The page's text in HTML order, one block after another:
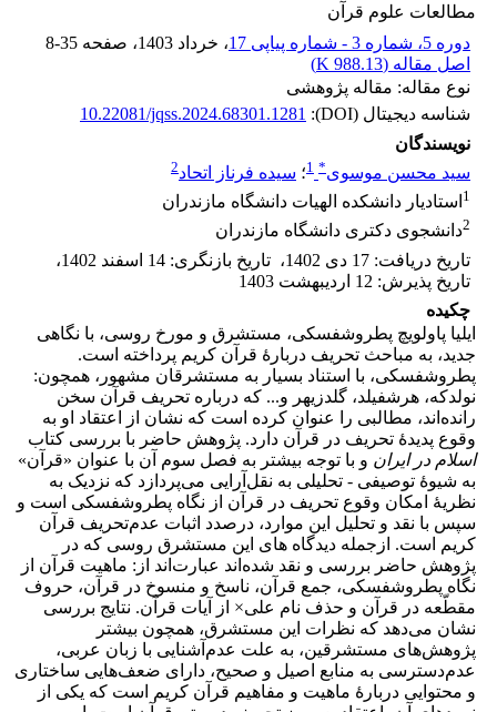
مطالعات علوم قرآن
دوره 5، شماره 3 - شماره پیاپی 17
، خرداد 1403 ، صفحه 8-35
اصل مقاله (988.13 K
)
نوع مقاله: مقاله پژوهشی
شناسه دیجیتال (DOI):
10.22081/jqss.2024.68301.1281
نویسندگان
سید محسن موسوی*
1؛ سیده فرناز اتحاد2
1 استادیار دانشکده الهیات دانشگاه مازندران
2دانشجوی دکتری دانشگاه مازندران
تاریخ دریافت: 17 دی 1402 ، تاریخ بازنگری: 14 اسفند 1402
،
تاریخ پذیرش: 12 اردیبهشت 1403
چکیده
ایلیا پاولویچ پطروشفسکی، مستشرق و مورخ روسی، با نگاهی
جدید، به مباحث تحریف دربارۀ قرآن کریم پرداخته است.
پطروشفسکی، با استناد بسیار به مستشرقان مشهور، همچون:
نولدکه، هرشفیلد، گلدزیهر و... که درباره تحریف قرآن سخن
رانده‌اند، مطالبی را عنوان کرده است که نشان از اعتقاد او به
وقوع پدیدۀ تحریف در قرآن دارد. پژوهش حاضر با بررسی کتاب
اسلام در ایران و با توجه بیشتر به فصل سوم آن با عنوان «قرآن»
به شیوۀ توصیفی - تحلیلی به نقل‌آرایی می‌پردازد که نزدیک به
نظریۀ امکان وقوع تحریف در قرآن از نگاه پطروشفسکی است و
سپس با نقد و تحلیل این موارد، درصدد اثبات عدم‌تحریف قرآن
کریم است. ازجمله دیدگاه های این مستشرق روسی که در
پژوهش حاضر بررسی و نقد شده‌اند عبارت‌اند از: ماهیت قرآن از
نگاه پطروشفسکی، جمع قرآن، ناسخ و منسوخ در قرآن، حروف
مقطّعه در قرآن و حذف نام علی× از آیات قرآن. نتایج بررسی
نشان می‌دهد که نظرات این مستشرق، همچون بیشتر
پژوهش‌های مستشرقین، به علت عدم‌آشنایی با زبان عربی،
عدم‌دسترسی به منابع اصیل و صحیح، دارای ضعف‌‌هایی ساختاری
و محتوایی دربارۀ ماهیت و مفاهیم قرآن کریم است که یکی از